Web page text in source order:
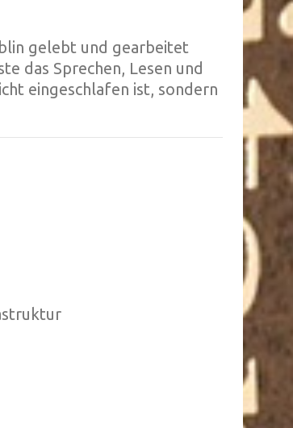
gelebt und gearbeitet
das Sprechen, Lesen und
eingeschlafen ist, sondern